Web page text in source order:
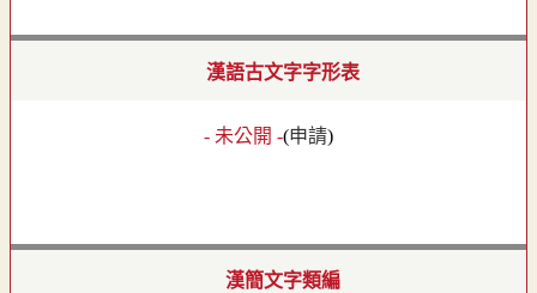
漢語古文字字形表
- 未公開 -(申請)
漢簡文字類編